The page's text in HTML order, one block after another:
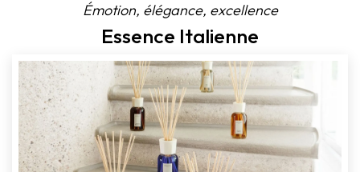
Émotion, élégance, excellence
Essence Italienne